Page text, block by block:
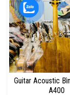
Guitar Acoustic
A400